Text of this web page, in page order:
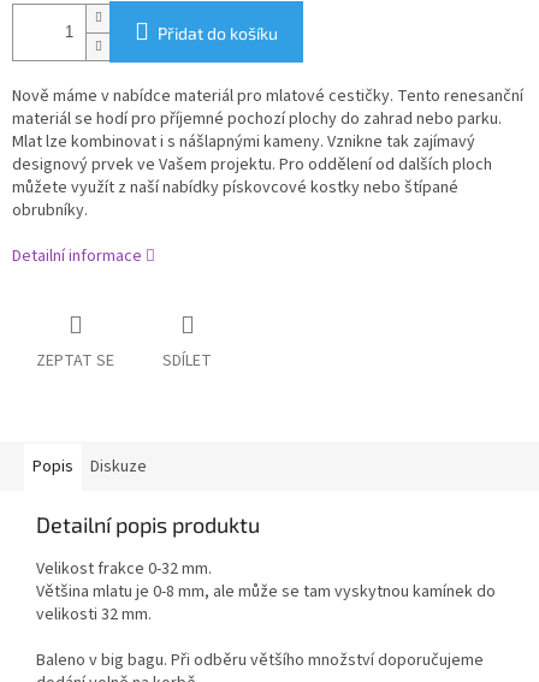
Přidat do košíku
Nově máme v nabídce materiál pro mlatové cestičky. Tento renesanční
materiál se hodí pro příjemné pochozí plochy do zahrad nebo parku.
Mlat lze kombinovat i s nášlapnými kameny. Vznikne tak zajímavý
designový prvek ve Vašem projektu. Pro oddělení od dalších ploch
můžete využít z naší nabídky pískovcové kostky nebo štípané
obrubníky.
Detailní informace
ZEPTAT SE SDÍLET
Popis Diskuze
Detailní popis produktu
Velikost frakce 0-32 mm.
Většina mlatu je 0-8 mm, ale může se tam vyskytnou kamínek do
velikosti 32 mm.
Baleno v big bagu. Při odběru většího množství doporučujeme